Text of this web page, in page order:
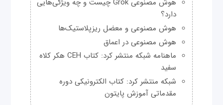
هوش مصنوعی Grok چیست و چه ویژگی‌هایی
دارد؟
هوش مصنوعی و معضل ریزپلاستیک‌ها
هوش مصنوعی در اعماق
ماهنامه شبکه منتشر کرد: کتاب CEH هکر کلاه
سفید
شبکه منتشر کرد: کتاب الکترونیکی دوره
مقدماتی آموزش پایتون